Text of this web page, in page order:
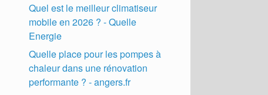
Quel est le meilleur climatiseur
mobile en 2026 ? - Quelle
Energie
Quelle place pour les pompes à
chaleur dans une rénovation
performante ? - angers.fr